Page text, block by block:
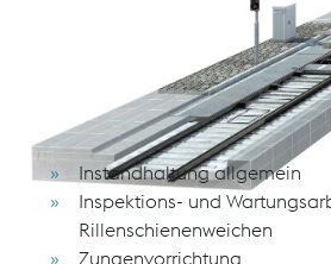
Inspektion, Wartung und
Schulungsinhalte
Instandhaltung allgemein
Inspektions- und
Rillenschienenweichen
Zungenvorrichtung